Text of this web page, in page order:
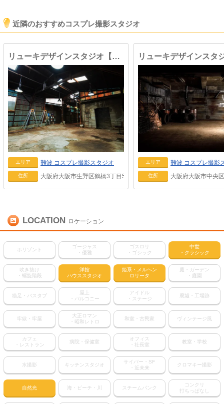
近隣のおすすめコスプレ撮影スタジオ
リューキデザインスタジオ【F】廃墟鋳物工場跡
エリア 難波 コスプレ撮影スタジオ
住所 大阪府大阪市生野区鶴橋3丁目5-55
エリア 難波 コスプレ撮影
住所 大阪府大阪市中央
LOCATION ロケーション
ホリゾント
ゴージャス
・優雅
ゴスロリ
・ゴシック
中世
・クラシック
吹き抜け
・螺旋階段
洋館
ハウススタジオ
姫系・メルヘン
ロリータ
庭・ガーデン
・庭園
猫足・バスタブ
屋上
・バルコニー
アイドル
・ステージ
廃墟・工場跡
牢獄・牢屋
大正ロマン
・昭和レトロ
和室・古民家 ヴィンテージ風
カフェ
・レストラン
病院・保健室
オフィス
・社長室
教室・学校
水撮影 キッチンスタジオ
サイバー・SF
・近未来
クロマキー撮影
自然光 海・ビーチ・川 スチームパンク
コンクリ
打ちっぱなし